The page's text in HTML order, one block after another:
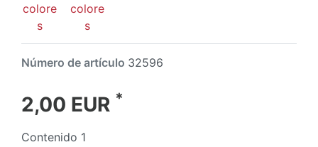
Número de artículo 32596
2,00 EUR *
Contenido 1